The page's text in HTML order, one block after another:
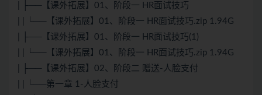
| ├──【课外拓展】01、阶段一 HR面试技巧
| | └──【课外拓展】01、阶段一 HR面试技巧.zip 1.94G
| ├──【课外拓展】01、阶段一 HR面试技巧(1)
| | └──【课外拓展】01、阶段一 HR面试技巧.zip 1.94G
| ├──【课外拓展】02、阶段二 赠送-人脸支付
| | └──第一章 1-人脸支付